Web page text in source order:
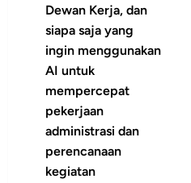
Dewan Kerja, dan
siapa saja yang
ingin menggunakan
AI untuk
mempercepat
pekerjaan
administrasi dan
perencanaan
kegiatan